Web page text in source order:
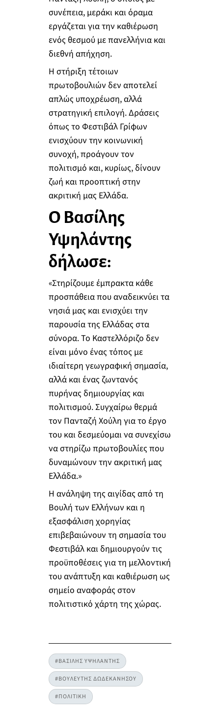
συνέπεια, μεράκι και όραμα
εργάζεται για την καθιέρωση
ενός θεσμού με πανελλήνια και
διεθνή απήχηση.
Η στήριξη τέτοιων
πρωτοβουλιών δεν αποτελεί
απλώς υποχρέωση, αλλά
στρατηγική επιλογή. Δράσεις
όπως το Φεστιβάλ Γρίφων
ενισχύουν την κοινωνική
συνοχή, προάγουν τον
πολιτισμό και, κυρίως, δίνουν
ζωή και προοπτική στην
ακριτική μας Ελλάδα.
Ο Βασίλης
Υψηλάντης
δήλωσε:
«Στηρίζουμε έμπρακτα κάθε
προσπάθεια που αναδεικνύει τα
νησιά μας και ενισχύει την
παρουσία της Ελλάδας στα
σύνορα. Το Καστελλόριζο δεν
είναι μόνο ένας τόπος με
ιδιαίτερη γεωγραφική σημασία,
αλλά και ένας ζωντανός
πυρήνας δημιουργίας και
πολιτισμού. Συγχαίρω θερμά
τον Πανταζή Χούλη για το έργο
του και δεσμεύομαι να συνεχίσω
να στηρίζω πρωτοβουλίες που
δυναμώνουν την ακριτική μας
Ελλάδα.»
Η ανάληψη της αιγίδας από τη
Βουλή των Ελλήνων και η
εξασφάλιση χορηγίας
επιβεβαιώνουν τη σημασία του
Φεστιβάλ και δημιουργούν τις
προϋποθέσεις για τη μελλοντική
του ανάπτυξη και καθιέρωση ως
σημείο αναφοράς στον
πολιτιστικό χάρτη της χώρας.
#ΒΑΣΙΛΗΣ ΥΨΗΛΑΝΤΗΣ
#ΒΟΥΛΕΥΤΗΣ ΔΩΔΕΚΑΝΗΣΟΥ
#ΠΟΛΙΤΙΚΗ